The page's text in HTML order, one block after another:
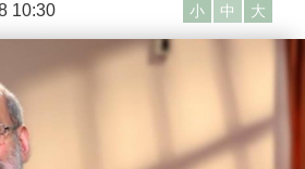
10:30 小 中 大